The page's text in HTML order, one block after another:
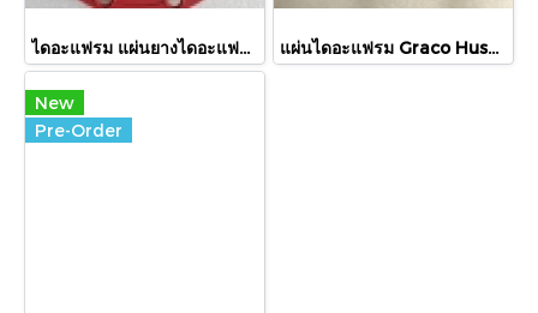
ไดอะแฟรม แผ่นยางไดอะแฟรม Sandpiper 286-095-364 // Diaphragm Rubber for Sandpiper Pump Part No. 286-095-364 แผ่นไดอะแฟรม Graco Husky 189536 // Diaphragm for Graco Husky 189536
New
Pre-Order